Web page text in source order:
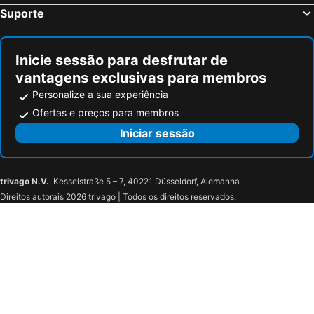
Droylsden, bed and breakfasts
Burscough, bed and breakfasts
Knutsford, bed and breakfasts
Suporte
Inicie sessão para desfrutar de
vantagens exclusivas para membros
Personalize a sua experiência
Ofertas e preços para membros
Iniciar sessão
trivago N.V., Kesselstraße 5 – 7, 40221 Düsseldorf, Alemanha
Direitos autorais 2026 trivago | Todos os direitos reservados.